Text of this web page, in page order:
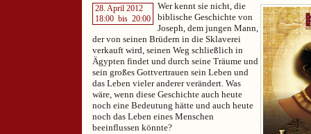
28. April 2012
18:00 bis 20:00
Wer kennt sie nicht, die
biblische Geschichte von
Joseph, dem jungen Mann,
der von seinen Brüdern in die Sklaverei
verkauft wird, seinen Weg schließlich in
Ägypten findet und durch seine Träume und
sein großes Gottvertrauen sein Leben und
das Leben vieler anderer verändert. Was
wäre, wenn diese Geschichte auch heute
noch eine Bedeutung hätte und auch heute
noch das Leben eines Menschen
beeinflussen könnte?